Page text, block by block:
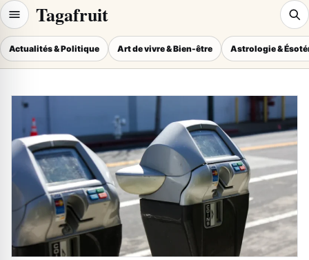
Tagafruit
Actualités & Politique Art de vivre & Bien-être Astrologie &